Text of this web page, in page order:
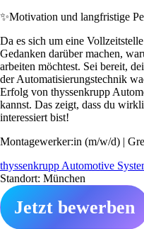
✨Motivation und langfristige
Da es sich um eine
Gedanken darüber machen,
arbeiten möchtest. Sei bereit,
der Automatisierungstechnik
Erfolg von thyssenkrupp
kannst. Das zeigt, dass du
interessiert bist!
Montagewerker:in (m/w/d) |
thyssenkrupp Automotive
Standort: München
Jetzt bewerben